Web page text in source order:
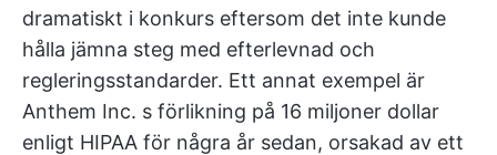
dramatiskt i konkurs eftersom det inte kunde
hålla jämna steg med efterlevnad och
regleringsstandarder. Ett annat exempel är
Anthem Inc. s förlikning på 16 miljoner dollar
enligt HIPAA för några år sedan, orsakad av ett